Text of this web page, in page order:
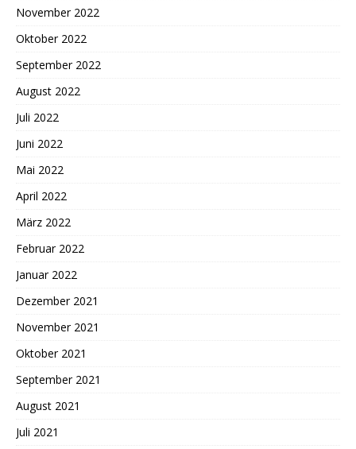
November 2022
Oktober 2022
September 2022
August 2022
Juli 2022
Juni 2022
Mai 2022
April 2022
März 2022
Februar 2022
Januar 2022
Dezember 2021
November 2021
Oktober 2021
September 2021
August 2021
Juli 2021